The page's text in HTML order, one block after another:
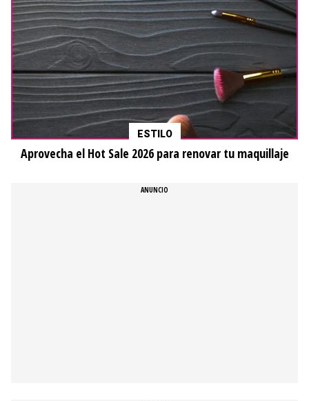
ESTILO
Aprovecha el Hot Sale 2026 para renovar tu maquillaje